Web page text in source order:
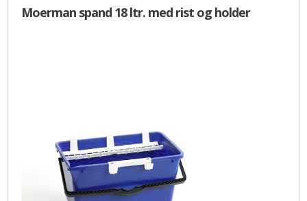
Moerman spand 18 ltr. med rist og holder